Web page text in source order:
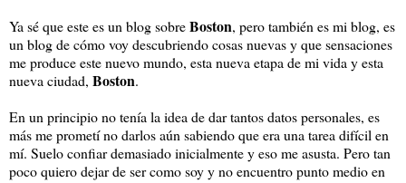
Ya sé que este es un blog sobreBoston, pero también es mi blog, es
un blog de cómo voy descubriendo cosas nuevas y que sensaciones
me produce este nuevo mundo, esta nueva etapa de mi vida y esta
nueva ciudad, Boston.
En un principio no tenía la idea de dar tantos datos personales, es
más me prometí no darlos aún sabiendo que era una tarea difícil en
mí. Suelo confiar demasiado inicialmente y eso me asusta. Pero tan
poco quiero dejar de ser como soy y no encuentro punto medio en